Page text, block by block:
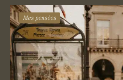
Mes pensées